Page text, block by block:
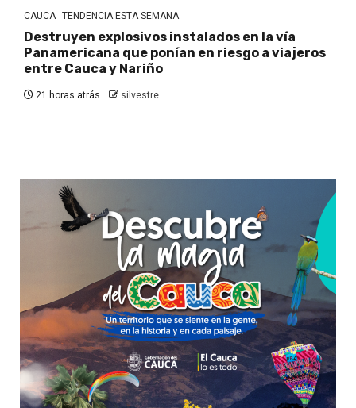
CAUCA TENDENCIA ESTA SEMANA
Destruyen explosivos instalados en la vía
Panamericana que ponían en riesgo a viajeros
entre Cauca y Nariño
21 horas atrás silvestre